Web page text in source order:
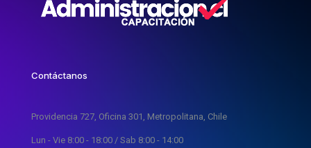
Contáctanos
Providencia 727, Oficina 301, Metropolitana, Chile
Lun - Vie 8:00 - 18:00 / Sab 8:00 - 14:00